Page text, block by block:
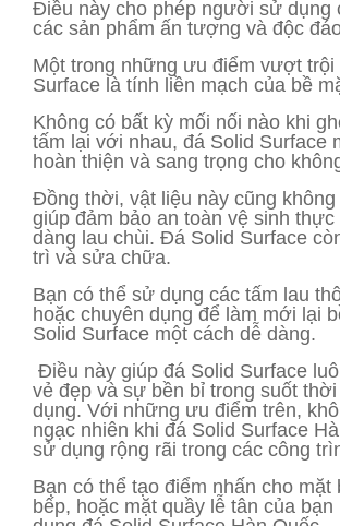
Điều này cho phép người sử dụng
các sản phẩm ấn tượng và độc
Một trong những ưu điểm vượt trội
Surface là tính liền mạch của bề
Không có bất kỳ mối nối nào khi
tấm lại với nhau, đá Solid Surface
hoàn thiện và sang trọng cho
Đồng thời, vật liệu này cũng
giúp đảm bảo an toàn vệ sinh thực
dàng lau chùi. Đá Solid Surface
trì và sửa chữa.
Bạn có thể sử dụng các tấm lau
hoặc chuyên dụng để làm mới lại
Solid Surface một cách dễ dàng.
Điều này giúp đá Solid Surface
vẻ đẹp và sự bền bỉ trong suốt
dụng. Với những ưu điểm trên,
ngạc nhiên khi đá Solid Surface
sử dụng rộng rãi trong các công
Bạn có thể tạo điểm nhấn cho mặt
bếp, hoặc mặt quầy lễ tân của